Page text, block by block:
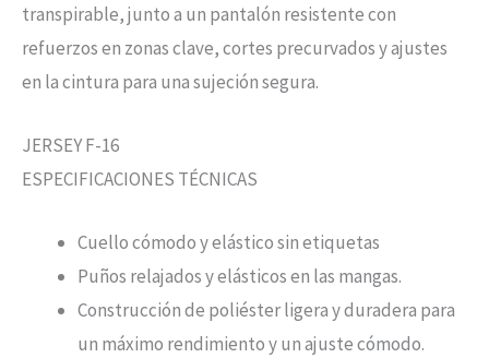
transpirable, junto a un pantalón resistente con
refuerzos en zonas clave, cortes precurvados y ajustes
en la cintura para una sujeción segura.
JERSEY F-16
ESPECIFICACIONES TÉCNICAS
Cuello cómodo y elástico sin etiquetas
Puños relajados y elásticos en las mangas.
Construcción de poliéster ligera y duradera para
un máximo rendimiento y un ajuste cómodo.